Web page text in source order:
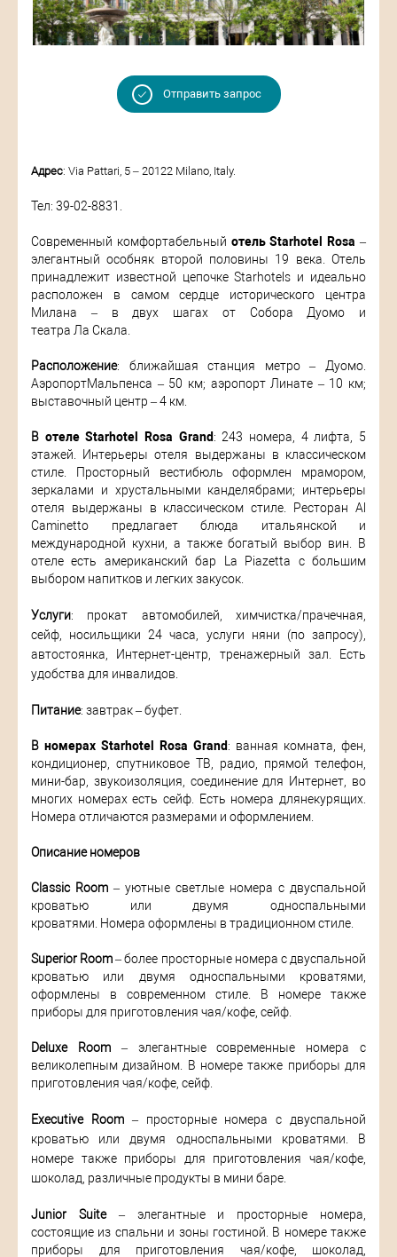
Отправить запрос
Адрес: Via Pattari, 5 – 20122 Milano, Italy.
Тел: 39-02-8831.
Современный комфортабельный отель Starhotel Rosa –
элегантный особняк второй половины 19 века. Отель
принадлежит известной цепочке Starhotels и идеально
расположен в самом сердце исторического центра
Милана – в двух шагах от Собора Дуомо и
театра Ла Скала.
Расположение: ближайшая станция метро – Дуомо.
АэропортМальпенса – 50 км; аэропорт Линате – 10 км;
выставочный центр – 4 км.
В отеле Starhotel Rosa Grand: 243 номера, 4 лифта, 5
этажей. Интерьеры отеля выдержаны в классическом
стиле. Просторный вестибюль оформлен мрамором,
зеркалами и хрустальными канделябрами; интерьеры
отеля выдержаны в классическом стиле. Ресторан Al
Caminetto предлагает блюда итальянской и
международной кухни, а также богатый выбор вин. В
отеле есть американский бар La Piazetta с большим
выбором напитков и легких закусок.
Услуги: прокат автомобилей, химчистка/прачечная,
сейф, носильщики 24 часа, услуги няни (по запросу),
автостоянка, Интернет-центр, тренажерный зал. Есть
удобства для инвалидов.
Питание: завтрак – буфет.
В номерах Starhotel Rosa Grand: ванная комната, фен,
кондиционер, спутниковое ТВ, радио, прямой телефон,
мини-бар, звукоизоляция, соединение для Интернет, во
многих номерах есть сейф. Есть номера длянекурящих.
Номера отличаются размерами и оформлением.
Описание номеров
Classic Room – уютные светлые номера с двуспальной
кроватью или двумя односпальными
кроватями. Номера оформлены в традиционном стиле.
Superior Room– более просторные номера с двуспальной
кроватью или двумя односпальными кроватями,
оформлены в современном стиле. В номере также
приборы для приготовления чая/кофе, сейф.
Deluxe Room– элегантные современные номера с
великолепным дизайном. В номере также приборы для
приготовления чая/кофе, сейф.
Executive Room– просторные номера с двуспальной
кроватью или двумя односпальными кроватями. В
номере также приборы для приготовления чая/кофе,
шоколад, различные продукты в мини баре.
Junior Suite– элегантные и просторные номера,
состоящие из спальни и зоны гостиной. В номере также
приборы для приготовления чая/кофе, шоколад,